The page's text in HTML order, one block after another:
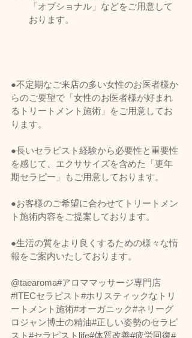
「オプショナル」などをご用意して
おります。
●不定期なご来店の多い女性のお医者様か
らのご要望で「女性のお医者様が好まれ
るトリートメント施術」をご用意してお
ります。
●長いセラピスト経験から必要性と重要性
を感じて、エクササイズを含めた「更年
期セラピー」もご用意しております。
●お客様のご希望に合わせてトリートメン
ト施術内容をご提案しております。
●生活の質をより良くするための様々な情
報をご案内いたしております。
@taearoma#アロママッサージ専門店
#ITECセラピスト#ホリスティックなトリ
ートメント施術#オーガニック#ネリーグ
ロジャン博士の精油#正しい姿勢のセラピ
スト#セラピストlife#体質改善#疲労回復#